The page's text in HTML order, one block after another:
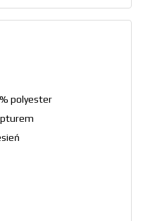
polyester